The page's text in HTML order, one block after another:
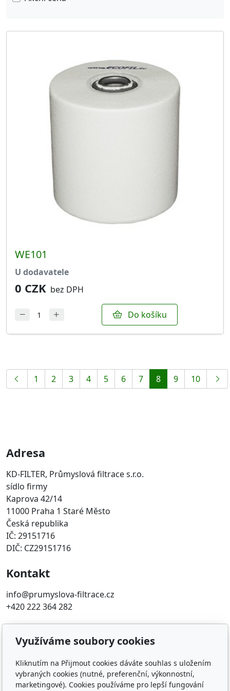
RÁMEČKOVÉ FILTRY
FILTRY A FILTRAČNÍ VLOŽKY
FILTRY INTERNORMEN
FILTRY PENTEK
FILTRY KUBOTA
FILTRY ECOFIL
FILTRAČNÍ PAPÍR V ROLÍCH
WE101
u dodavatele
0 CZK bez DPH
Do košíku
1 2 3 4 5 6 7 8 9 10
Adresa
KD-FILTER, Průmyslová filtrace s.r.o.
sídlo firmy
Kaprova 42/14
11000 Praha 1 Staré Město
Česká republika
IČ: 29151716
DIČ: CZ29151716
Kontakt
info@prumyslova-filtrace.cz
+420 222 364 282
KDFILTER.CZ
FILTR-FILTRY.CZ
Využíváme soubory cookies
Kliknutím na Přijmout cookies dáváte souhlas s uložením
vybraných cookies (nutné, preferenční, výkonnostní,
marketingové). Cookies používáme pro lepší fungování